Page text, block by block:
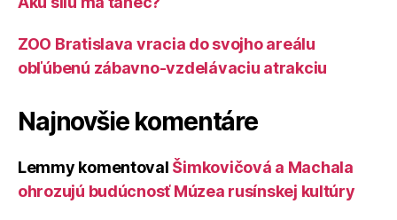
ZOO Bratislava vracia do svojho areálu
obľúbenú zábavno-vzdelávaciu atrakciu
Najnovšie komentáre
Lemmy komentoval Šimkovičová a Machala
ohrozujú budúcnosť Múzea rusínskej kultúry